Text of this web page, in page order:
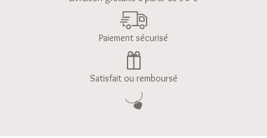
Paiement sécurisé
Satisfait ou remboursé